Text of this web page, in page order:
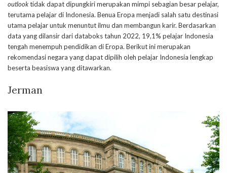
outlooktidak dapat dipungkiri merupakan mimpi sebagian besar pelajar,
terutama pelajar di Indonesia. Benua Eropa menjadi salah satu destinasi
utama pelajar untuk menuntut ilmu dan membangun karir. Berdasarkan
data yang dilansir dari databoks tahun 2022, 19,1% pelajar Indonesia
tengah menempuh pendidikan di Eropa. Berikut ini merupakan
rekomendasi negara yang dapat dipilih oleh pelajar Indonesia lengkap
beserta beasiswa yang ditawarkan.
Jerman